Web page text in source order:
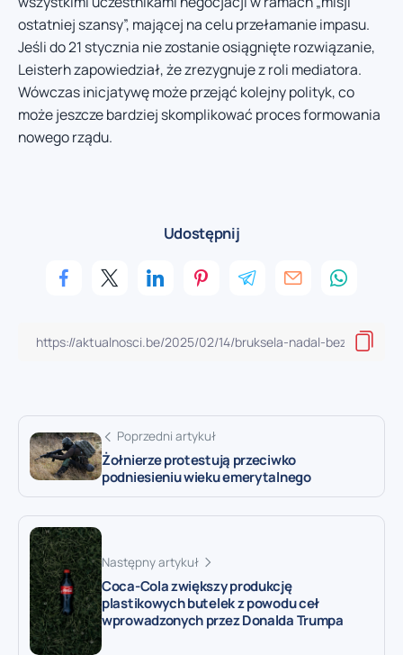
ostatniej szansy”, mającej na celu przełamanie impasu.
Jeśli do 21 stycznia nie zostanie osiągnięte rozwiązanie,
Leisterh zapowiedział, że zrezygnuje z roli mediatora.
Wówczas inicjatywę może przejąć kolejny polityk, co
może jeszcze bardziej skomplikować proces formowania
nowego rządu.
Udostępnij
Poprzedni artykuł
Żołnierze protestują przeciwko
podniesieniu wieku emerytalnego
Następny artykuł
Coca-Cola zwiększy produkcję
plastikowych butelek z powodu ceł
wprowadzonych przez Donalda Trumpa